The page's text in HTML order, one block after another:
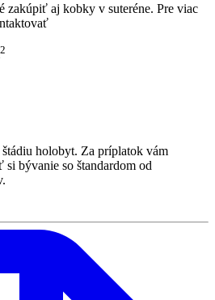
zakúpiť aj kobky v suteréne. Pre viac
2
holobyt. Za príplatok vám
bývanie so štandardom od